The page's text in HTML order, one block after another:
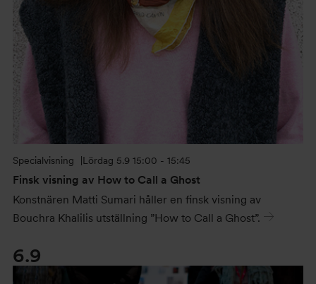
Lördag 5.9 15:00 - 15:45
Specialvisning
Finsk visning av How to Call a Ghost
Konstnären Matti Sumari håller en finsk visning av
Bouchra Khalilis utställning ”How to Call a Ghost”.
6.9